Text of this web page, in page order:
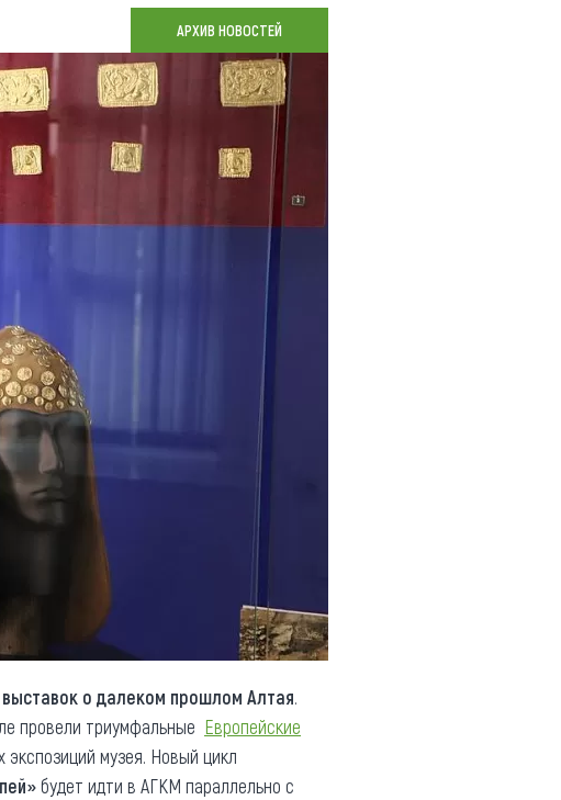
Алтай
Коллекция впечатлений
Блог путешественника
Видеогалерея
Фотогалерея
АРХИВ НОВОСТЕЙ
выставок о далеком прошлом Алтая.
провели триумфальные Европейские
экспозиций музея. Новый цикл
будет идти в АГКМ параллельно с